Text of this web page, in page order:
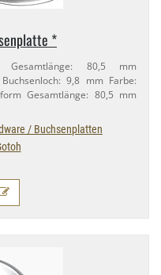
*
Gesamtlänge: 80,​5 mm
9,​8 mm Farbe:
Gesamtlänge: 80,​5 mm
/ Buchsenplatten